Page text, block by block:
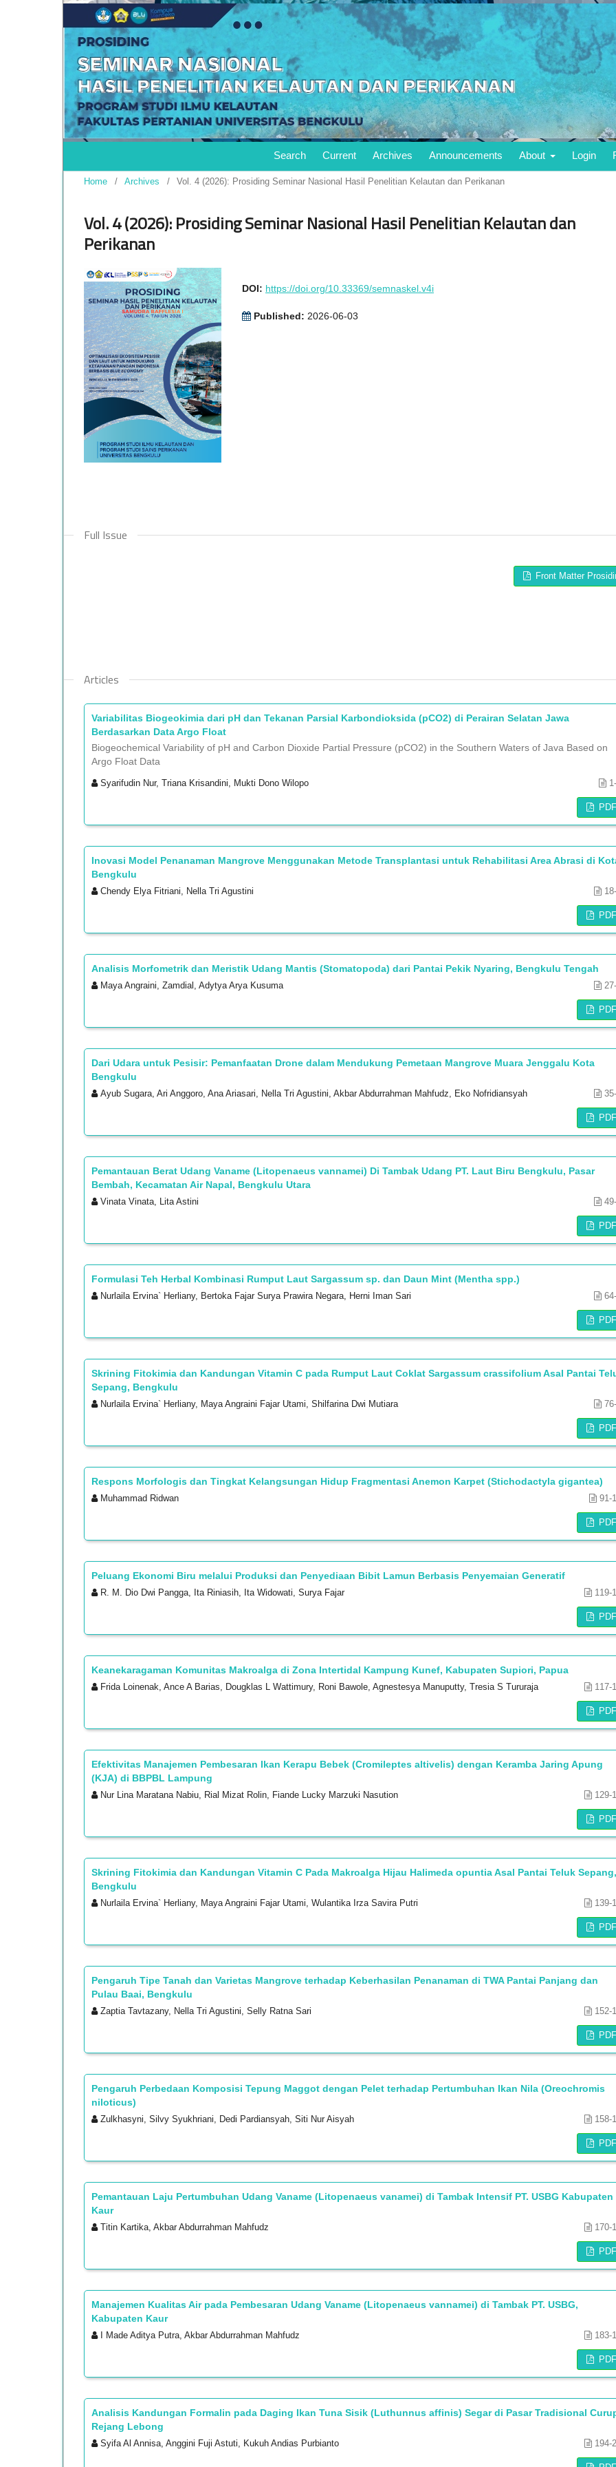
Search Current Archives Announcements About Login
Home / Archives / Vol. 4 (2026): Prosiding Seminar Nasional Hasil Penelitian Kelautan dan Perikanan
Vol. 4 (2026): Prosiding Seminar Nasional Hasil Penelitian Kelautan dan
Perikanan
DOI: https://doi.org/10.33369/semnaskel.v4i
Published: 2026-06-03
Full Issue
Front Matter
Articles
Variabilitas Biogeokimia dari pH dan Tekanan Parsial Karbondioksida (pCO2) di Perairan Selatan Jawa
Berdasarkan Data Argo Float
Biogeochemical Variability of pH and Carbon Dioxide Partial Pressure (pCO2) in the Southern Waters of Java Based on
Argo Float Data
Syarifudin Nur, Triana Krisandini, Mukti Dono Wilopo
PDF
Inovasi Model Penanaman Mangrove Menggunakan Metode Transplantasi untuk Rehabilitasi Area Abrasi di
Bengkulu
Chendy Elya Fitriani, Nella Tri Agustini
PDF
Analisis Morfometrik dan Meristik Udang Mantis (Stomatopoda) dari Pantai Pekik Nyaring, Bengkulu Tengah
Maya Angraini, Zamdial, Adytya Arya Kusuma
PDF
Dari Udara untuk Pesisir: Pemanfaatan Drone dalam Mendukung Pemetaan Mangrove Muara Jenggalu Kota
Bengkulu
Ayub Sugara, Ari Anggoro, Ana Ariasari, Nella Tri Agustini, Akbar Abdurrahman Mahfudz, Eko Nofridiansyah
PDF
Pemantauan Berat Udang Vaname (Litopenaeus vannamei) Di Tambak Udang PT. Laut Biru Bengkulu, Pasar
Bembah, Kecamatan Air Napal, Bengkulu Utara
Vinata Vinata, Lita Astini
PDF
Formulasi Teh Herbal Kombinasi Rumput Laut Sargassum sp. dan Daun Mint (Mentha spp.)
Nurlaila Ervina` Herliany, Bertoka Fajar Surya Prawira Negara, Herni Iman Sari
PDF
Skrining Fitokimia dan Kandungan Vitamin C pada Rumput Laut Coklat Sargassum crassifolium Asal Pantai
Sepang, Bengkulu
Nurlaila Ervina` Herliany, Maya Angraini Fajar Utami, Shilfarina Dwi Mutiara
PDF
Respons Morfologis dan Tingkat Kelangsungan Hidup Fragmentasi Anemon Karpet (Stichodactyla gigantea)
Muhammad Ridwan 91-
PDF
Peluang Ekonomi Biru melalui Produksi dan Penyediaan Bibit Lamun Berbasis Penyemaian Generatif
R. M. Dio Dwi Pangga, Ita Riniasih, Ita Widowati, Surya Fajar 119-
PDF
Keanekaragaman Komunitas Makroalga di Zona Intertidal Kampung Kunef, Kabupaten Supiori, Papua
Frida Loinenak, Ance A Barias, Dougklas L Wattimury, Roni Bawole, Agnestesya Manuputty, Tresia S Tururaja 117-
PDF
Efektivitas Manajemen Pembesaran Ikan Kerapu Bebek (Cromileptes altivelis) dengan Keramba Jaring Apung
(KJA) di BBPBL Lampung
Nur Lina Maratana Nabiu, Rial Mizat Rolin, Fiande Lucky Marzuki Nasution 129-
PDF
Skrining Fitokimia dan Kandungan Vitamin C Pada Makroalga Hijau Halimeda opuntia Asal Pantai Teluk Sepang,
Bengkulu
Nurlaila Ervina` Herliany, Maya Angraini Fajar Utami, Wulantika Irza Savira Putri 139-
PDF
Pengaruh Tipe Tanah dan Varietas Mangrove terhadap Keberhasilan Penanaman di TWA Pantai Panjang dan
Pulau Baai, Bengkulu
Zaptia Tavtazany, Nella Tri Agustini, Selly Ratna Sari 152-
PDF
Pengaruh Perbedaan Komposisi Tepung Maggot dengan Pelet terhadap Pertumbuhan Ikan Nila (Oreochromis
niloticus)
Zulkhasyni, Silvy Syukhriani, Dedi Pardiansyah, Siti Nur Aisyah 158-
PDF
Pemantauan Laju Pertumbuhan Udang Vaname (Litopenaeus vanamei) di Tambak Intensif PT. USBG Kabupaten
Kaur
Titin Kartika, Akbar Abdurrahman Mahfudz 170-
PDF
Manajemen Kualitas Air pada Pembesaran Udang Vaname (Litopenaeus vannamei) di Tambak PT. USBG,
Kabupaten Kaur
I Made Aditya Putra, Akbar Abdurrahman Mahfudz 183-
PDF
Analisis Kandungan Formalin pada Daging Ikan Tuna Sisik (Luthunnus affinis) Segar di Pasar Tradisional
Rejang Lebong
Syifa Al Annisa, Anggini Fuji Astuti, Kukuh Andias Purbianto 194-